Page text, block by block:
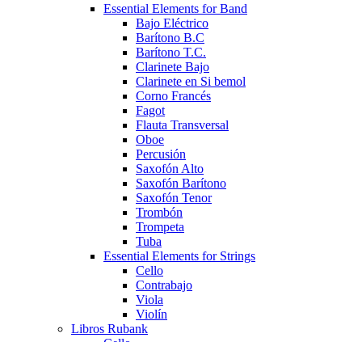
Essential Elements for Band
Bajo Eléctrico
Barítono B.C
Barítono T.C.
Clarinete Bajo
Clarinete en Si bemol
Corno Francés
Fagot
Flauta Transversal
Oboe
Percusión
Saxofón Alto
Saxofón Barítono
Saxofón Tenor
Trombón
Trompeta
Tuba
Essential Elements for Strings
Cello
Contrabajo
Viola
Violín
Libros Rubank